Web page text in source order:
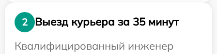
2
Выезд курьера за 35 минут
Квалифицированный инженер